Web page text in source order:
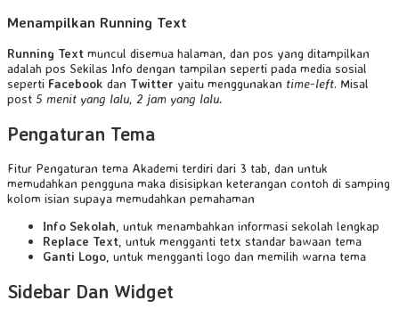
Menampilkan Running Text
Running Text muncul disemua halaman, dan pos yang ditampilkan
adalah pos Sekilas Info dengan tampilan seperti pada media sosial
seperti Facebook dan Twitter yaitu menggunakan time-left. Misal
post 5 menit yang lalu, 2 jam yang lalu.
Pengaturan Tema
Fitur Pengaturan tema Akademi terdiri dari 3 tab, dan untuk
memudahkan pengguna maka disisipkan keterangan contoh di samping
kolom isian supaya memudahkan pemahaman
Info Sekolah , untuk menambahkan informasi sekolah lengkap
Replace Text , untuk mengganti tetx standar bawaan tema
Ganti Logo , untuk mengganti logo dan memilih warna tema
Sidebar Dan Widget